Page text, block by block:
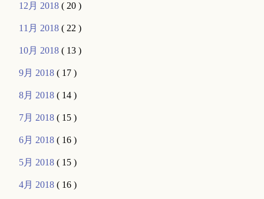
12月 2018( 20 )
11月 2018( 22 )
10月 2018( 13 )
9月 2018( 17 )
8月 2018( 14 )
7月 2018( 15 )
6月 2018( 16 )
5月 2018( 15 )
4月 2018( 16 )